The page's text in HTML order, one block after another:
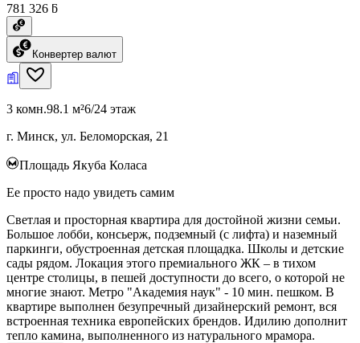
781 326 ƃ
Конвертер валют
3 комн.98.1 м²6/24 этаж
г. Минск, ул. Беломорская, 21
Площадь Якуба Коласа
Ее просто надо увидеть самим
Светлая и просторная квартира для достойной жизни семьи.
Большое лобби, консьерж, подземный (с лифта) и наземный
паркинги, обустроенная детская площадка. Школы и детские
сады рядом. Локация этого премиального ЖК – в тихом
центре столицы, в пешей доступности до всего, о которой не
многие знают. Метро "Академия наук" - 10 мин. пешком. В
квартире выполнен безупречный дизайнерский ремонт, вся
встроенная техника европейских брендов. Идилию дополнит
тепло камина, выполненного из натурального мрамора.